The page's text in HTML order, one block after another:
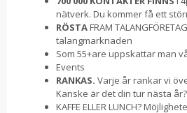
nätverk. Du kommer få ett
RÖSTAFRAM
talangmarknaden
Som 55+are uppskattar man
Events
RANKAS. Varje år rankar vi
Kanske är det din tur nästa år?
KAFFE ELLER LUNCH?